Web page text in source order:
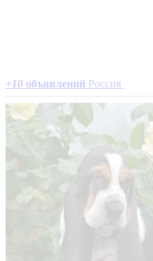
+10 объявлений Россия